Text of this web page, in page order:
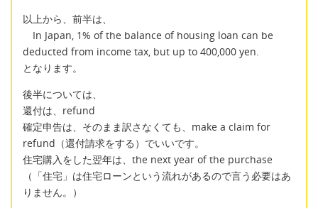
以上から、前半は、
In Japan, 1% of the balance of housing loan can be
deducted from income tax, but up to 400,000 yen.
となります。
後半については、
還付は、refund
確定申告は、そのまま訳さなくても、make a claim for
refund（還付請求をする）でいいです。
住宅購入をした翌年は、the next year of the purchase
（「住宅」は住宅ローンという流れがあるので言う必要はあ
りません。）